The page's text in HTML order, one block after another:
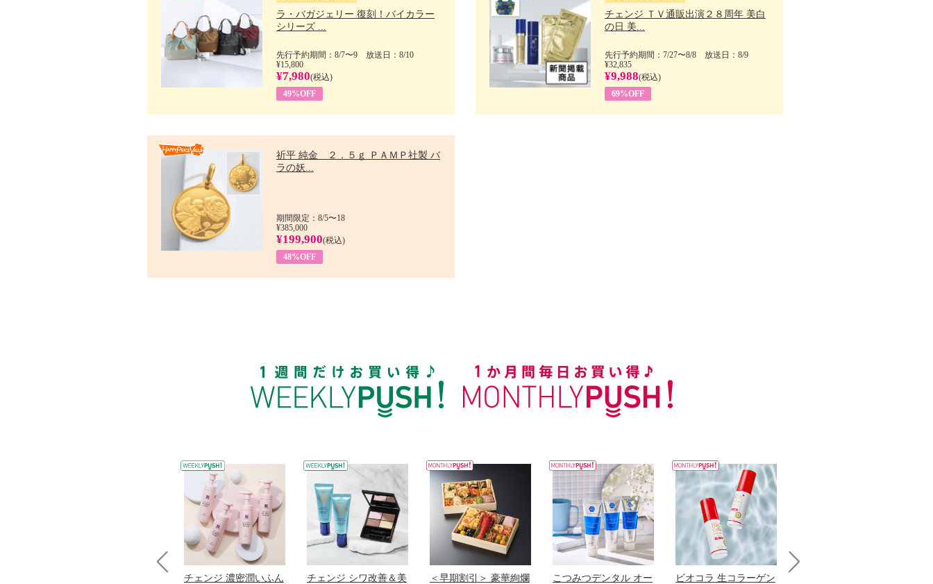
ラ・バガジェリー 復刻！バイカラー
シリーズ ...
先行予約期間：8/7〜9 放送日：8/10
¥15,800
¥7,980(税込)
49%OFF
チェンジ ＴＶ通販出演２８周年 美白
の日 美...
先行予約期間：7/27〜8/8 放送日：8/9
¥32,835
¥9,988(税込)
69%OFF
祈平 純金 ２．５ｇ ＰＡＭＰ社製 バ
ラの妖...
期間限定：8/5〜18
¥385,000
¥199,900(税込)
48%OFF
チェンジ 濃密潤いふん
チェンジ シワ改善＆美
＜早期割引＞ 豪華絢爛
こつみつデンタル オー
ビオコラ 生コラーゲン